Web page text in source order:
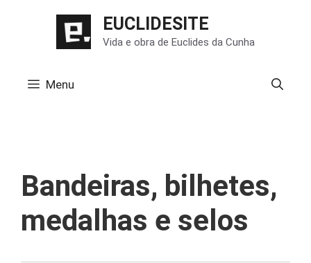
EUCLIDESITE
Vida e obra de Euclides da Cunha
Menu
Bandeiras, bilhetes,
medalhas e selos